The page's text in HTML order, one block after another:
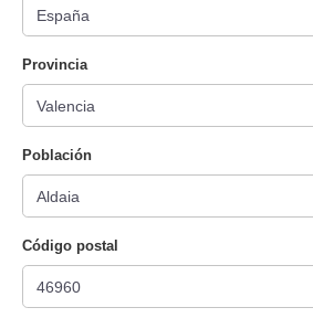
Provincia
Población
Código postal